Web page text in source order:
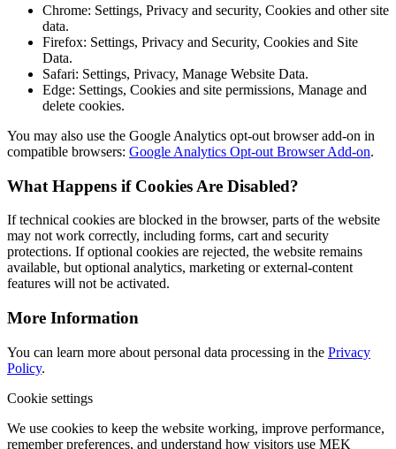
Chrome: Settings, Privacy and security, Cookies and other site
data.
Firefox: Settings, Privacy and Security, Cookies and Site
Data.
Safari: Settings, Privacy, Manage Website Data.
Edge: Settings, Cookies and site permissions, Manage and
delete cookies.
You may also use the Google Analytics opt-out browser add-on in
compatible browsers: Google Analytics Opt-out Browser Add-on.
What Happens if Cookies Are Disabled?
If technical cookies are blocked in the browser, parts of the website
may not work correctly, including forms, cart and security
protections. If optional cookies are rejected, the website remains
available, but optional analytics, marketing or external-content
features will not be activated.
More Information
You can learn more about personal data processing in the Privacy
Policy.
Cookie settings
We use cookies to keep the website working, improve performance,
remember preferences, and understand how visitors use MEK